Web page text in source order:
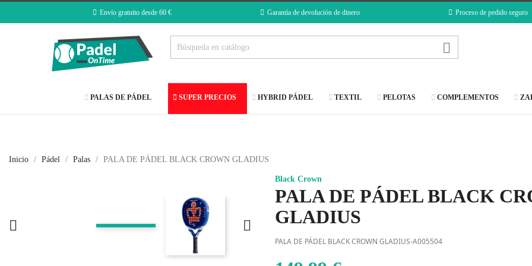
Envío gratuito desde 60 € Garantía de devolución de dinero Proceso de pedido seguro

PALAS DE PÁDEL SUPER PRECIOS HYBRID PÁDEL TEXTIL PELOTAS COMPLEMENTOS
Inicio Pádel Palas PALA DE PÁDEL BLACK CROWN GLADIUS
 
Black Crown
PALA DE PÁDEL BLACK
GLADIUS
PALA DE PÁDEL BLACK CROWN GLADIUS-A005504